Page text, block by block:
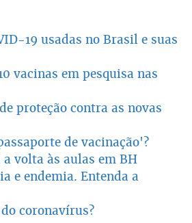
19 usadas no Brasil e suas
vacinas em pesquisa nas
proteção contra as novas
de vacinação'?
volta às aulas em BH
e endemia. Entenda a
coronavírus?